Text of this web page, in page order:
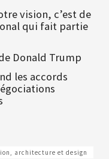
vision, c’est de
qui fait partie
Donald Trump
les accords
architecture et design